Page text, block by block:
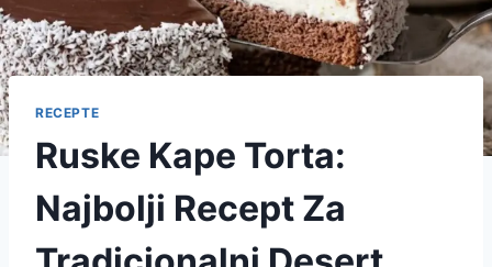
RECEPTE
Ruske Kape Torta:
Najbolji Recept Za